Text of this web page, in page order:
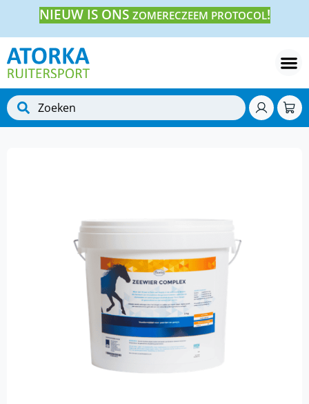
NIEUW IS ONS ZOMERECZEEM PROTOCOL!